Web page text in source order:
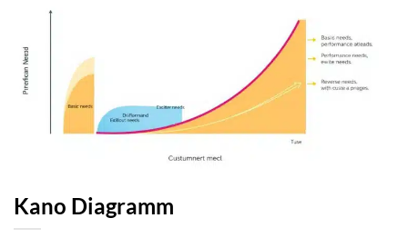
Kano Diagramm